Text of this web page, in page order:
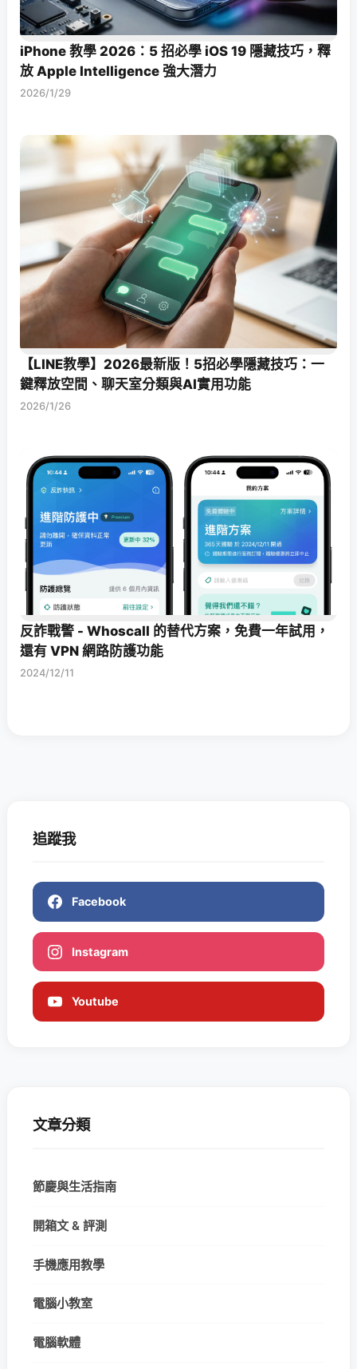
iPhone 教學 2026：5 招必學 iOS 19 隱藏技巧，釋
放 Apple Intelligence 強大潛力
2026/1/29
【LINE教學】2026最新版！5招必學隱藏技巧：一
鍵釋放空間、聊天室分類與AI實用功能
2026/1/26
反詐戰警 - Whoscall 的替代方案，免費一年試用，
還有 VPN 網路防護功能
2024/12/11
追蹤我
Facebook
Instagram
Youtube
文章分類
節慶與生活指南
開箱文 & 評測
手機應用教學
電腦小教室
電腦軟體